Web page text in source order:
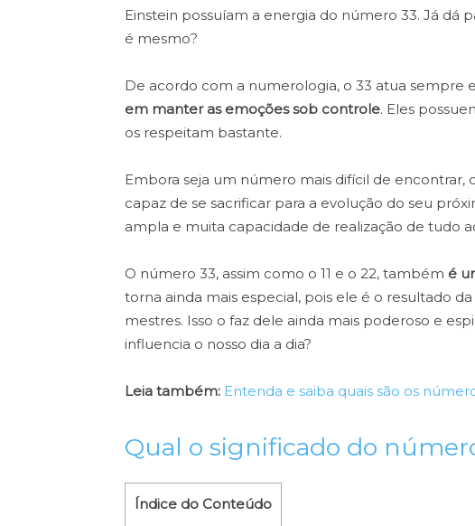
Einstein possuíam a energia do número 33. Já dá
é mesmo?
De acordo com a numerologia, o 33 atua sempre
em manter as emoções sob controle. Eles
os respeitam bastante.
Embora seja um número mais difícil de
capaz de se sacrificar para a evolução do seu
ampla e muita capacidade de realização de tudo
O número 33, assim como o 11 e o 22, também é
torna ainda mais especial, pois ele é o resultado
mestres. Isso o faz dele ainda mais poderoso e
influencia o nosso dia a dia?
Leia também: Entenda e saiba quais são os
Qual o significado do
Índice do Conteúdo